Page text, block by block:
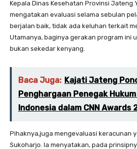
Kepala Dinas Kesehatan Provinsi Jateng
mengatakan evaluasi selama sebulan
berjalan baik, tidak ada keluhan terkait
Utamanya, baginya gerakan program ini
bukan sekedar kenyang.
Baca Juga: Kajati Jateng
Penghargaan Penegak
Indonesia dalam CNN Awards
Pihaknya,juga mengevaluasi keracunan
Sukoharjo. Ia menyatakan, pada